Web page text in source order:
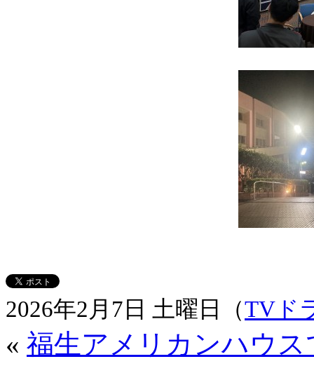
2026年2月7日 土曜日（TVド
« 福生アメリカンハウ